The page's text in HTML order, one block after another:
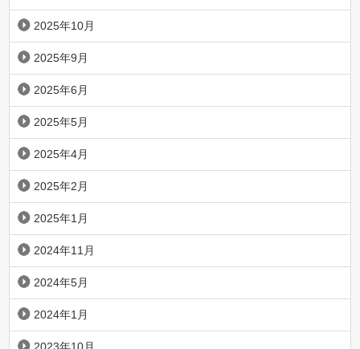
2025年10月
2025年9月
2025年6月
2025年5月
2025年4月
2025年2月
2025年1月
2024年11月
2024年5月
2024年1月